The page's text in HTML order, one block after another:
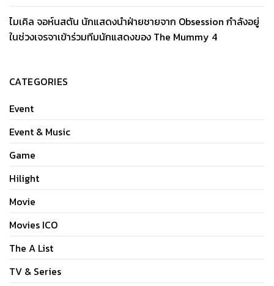
ไมเคิล จอห์นสตัน นักแสดงนำฝ่ายชายจาก Obsession กำลังอยู่
ในช่วงเจรจาเข้าร่วมทีมนักแสดงของ The Mummy 4
CATEGORIES
Event
Event & Music
Game
Hilight
Movie
Movies ICO
The A List
TV & Series